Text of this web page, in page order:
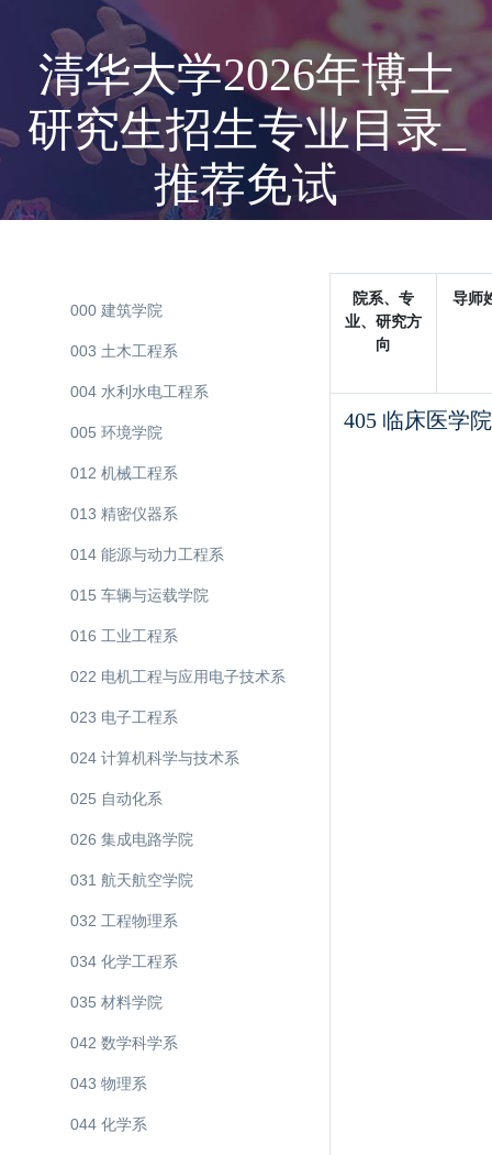
清华大学2026年博士
研究生招生专业目录_
推荐免试
000 建筑学院
003 土木工程系
004 水利水电工程系
005 环境学院
012 机械工程系
013 精密仪器系
014 能源与动力工程系
015 车辆与运载学院
016 工业工程系
022 电机工程与应用电子技术系
023 电子工程系
024 计算机科学与技术系
025 自动化系
026 集成电路学院
031 航天航空学院
032 工程物理系
034 化学工程系
035 材料学院
042 数学科学系
043 物理系
044 化学系
院系、专
业、研究方
向
导师
405 临床医学院